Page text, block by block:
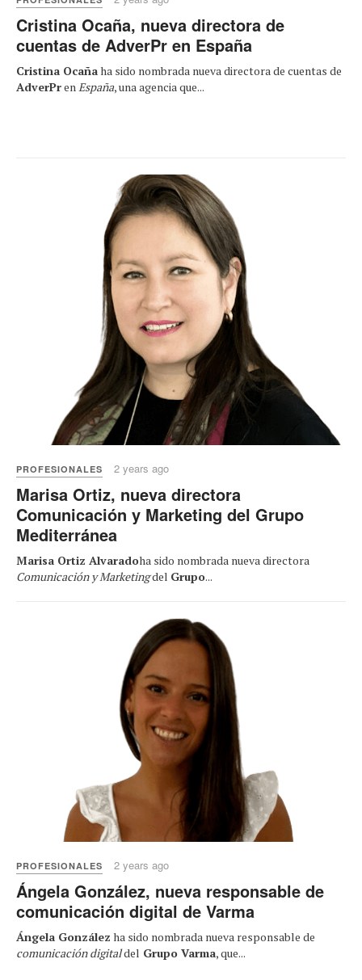
Cristina Ocaña, nueva directora de
cuentas de AdverPr en España
Cristina Ocañaha sido nombrada nueva directora de cuentas de
AdverPrenEspaña, una agencia que...
PROFESIONALES 2 years ago
Marisa Ortiz, nueva directora
Comunicación y Marketing del Grupo
Mediterránea
Marisa Ortiz Alvaradoha sido nombrada nueva directora
Comunicación y Marketingdel Grupo...
PROFESIONALES 2 years ago
Ángela González, nueva responsable de
comunicación digital de Varma
Ángela González ha sido nombrada nueva responsable de
comunicación digitaldel Grupo Varma, que...